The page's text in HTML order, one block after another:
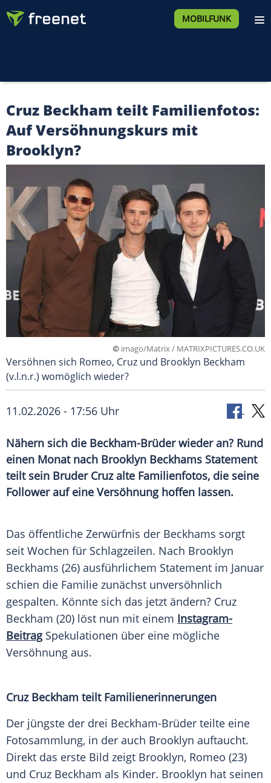
MOBILFUNK
Cruz Beckham teilt Familienfotos:
Auf Versöhnungskurs mit
Brooklyn?
© imago/Matrix / MATRIXPICTURES.CO.UK
Versöhnen sich Romeo, Cruz und Brooklyn Beckham
(v.l.n.r.) womöglich wieder?
11.02.2026 - 17:56 Uhr
Nähern sich die Beckham-Brüder wieder an? Rund
einen Monat nach Brooklyn Beckhams Statement
teilt sein Bruder Cruz alte Familienfotos, die seine
Follower auf eine Versöhnung hoffen lassen.
Das öffentliche Zerwürfnis der Beckhams sorgt
seit Wochen für Schlagzeilen. Nach Brooklyn
Beckhams (26) ausführlichem Statement im Januar
schien die Familie zunächst unversöhnlich
gespalten. Könnte sich das jetzt ändern? Cruz
Beckham (20) löst nun mit einem Instagram-
BeitragSpekulationen über eine mögliche
Versöhnung aus.
Cruz Beckham teilt Familienerinnerungen
Der jüngste der drei Beckham-Brüder teilte eine
Fotosammlung, in der auch Brooklyn auftaucht.
Direkt das erste Bild zeigt Brooklyn, Romeo (23)
und Cruz Beckham als Kinder. Brooklyn hat seinen